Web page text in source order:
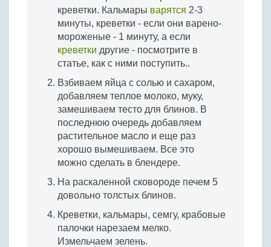
креветки. Кальмары варятся 2-3
минуты, креветки - если они варено-
мороженые - 1 минуту, а если
креветки другие - посмотрите в
статье, как с ними поступить..
Взбиваем яйца с солью и сахаром,
добавляем теплое молоко, муку,
замешиваем тесто для блинов. В
последнюю очередь добавляем
растительное масло и еще раз
хорошо вымешиваем. Все это
можно сделать в блендере.
На раскаленной сковороде печем 5
довольно толстых блинов.
Креветки, кальмары, семгу, крабовые
палочки нарезаем мелко.
Измельчаем зелень.